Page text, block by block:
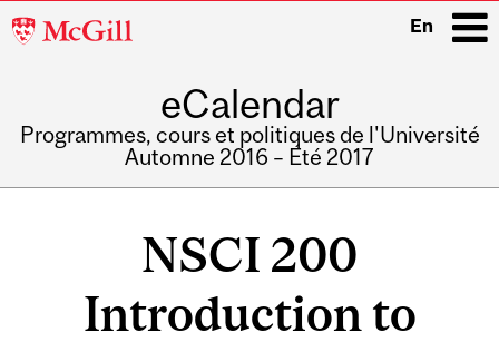
McGill
En
eCalendar
Programmes, cours et politiques de l'Université
Automne 2016 – Été 2017
NSCI 200
Introduction to